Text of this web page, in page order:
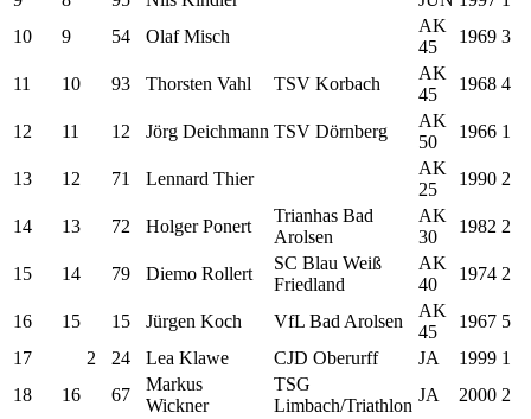
10
9 54 Olaf Misch
AK
45
1969 3
11 10 93 Thorsten Vahl TSV Korbach
AK
45
1968 4
12 11 12 Jörg Deichmann TSV Dörnberg
AK
50
1966 1
13 12 71 Lennard Thier
AK
25
1990 2
14 13 72 Holger Ponert
Trianhas Bad
Arolsen
AK
30
1982 2
15 14 79 Diemo Rollert
SC Blau Weiß
Friedland
AK
40
1974 2
16 15 15 Jürgen Koch VfL Bad Arolsen
AK
45
1967 5
17
2 24 Lea Klawe CJD Oberurff JA 1999 1
18
16 67
Markus
Wickner
TSG
Limbach/Triathlon
JA 2000 2